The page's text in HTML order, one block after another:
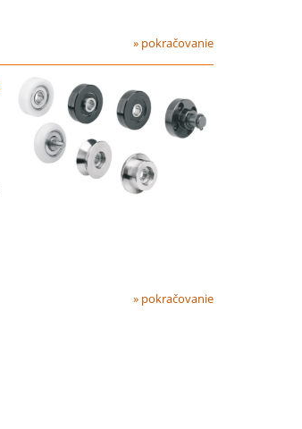
» pokračovanie
» pokračovanie